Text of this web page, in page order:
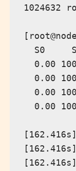
1024632
S0
0.00
0.00
0.00
0.00